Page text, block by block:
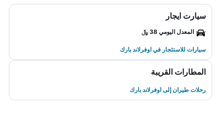
سيارت ايجار
المعدل اليومي 38 ﷼
سيارات للاستئجار في اوفرلاند بارك
المطارات القريبة
رحلات طيران إلى اوفرلاند بارك